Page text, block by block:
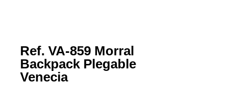
Ref. VA-859 Morral
Backpack Plegable
Venecia